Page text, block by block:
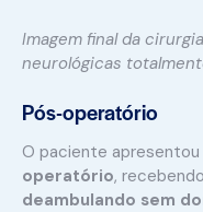
Imagem final da
neurológicas
Pós-operatório
O paciente apresentou
operatório, recebendo
deambulando sem